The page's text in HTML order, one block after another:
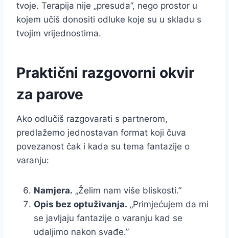
tvoje. Terapija nije „presuda”, nego prostor u
kojem učiš donositi odluke koje su u skladu s
tvojim vrijednostima.
Praktični razgovorni okvir
za parove
Ako odlučiš razgovarati s partnerom,
predlažemo jednostavan format koji čuva
povezanost čak i kada su tema fantazije o
varanju:
Namjera. „Želim nam više bliskosti.”
Opis bez optuživanja. „Primjećujem da mi
se javljaju fantazije o varanju kad se
udaljimo nakon svađe.”